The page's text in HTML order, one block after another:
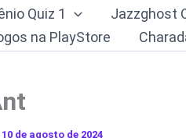
Quiz 1 Jazzghost
na PlayStore
10 de agosto de 2024